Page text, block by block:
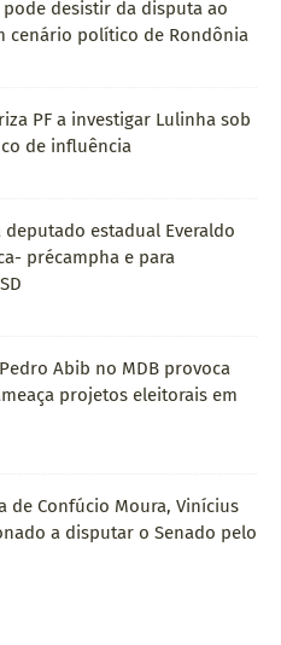
desistir da disputa ao
cenário político de Rondônia
PF a investigar Lulinha sob
de influência
estadual Everaldo
précampha e para
Abib no MDB provoca
projetos eleitorais em
de Confúcio Moura, Vinícius
a disputar o Senado pelo